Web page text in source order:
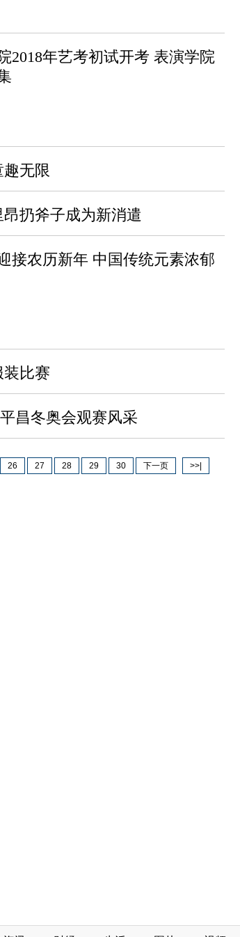
2018年艺考初试开考 表演学院
无限
扔斧子成为新消遣
接农历新年 中国传统元素浓郁
比赛
昌冬奥会观赛风采
26 27 28 29 30 下一页 >>|